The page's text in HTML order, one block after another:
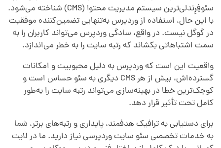
ا
ت
س
ئ
سئوفِرِندلی‌ترین سیستم مدیریت محتوا (CMS) شناخته می‌شود.
با این حال، استفاده از وردپرس به‌تنهایی تضمین‌کننده موفقیت
در گوگل نیست. در واقع، سادگی وردپرس می‌تواند کاربران را به
سمت اشتباهاتی بکشاند که رتبه سایت را به خطر می‌اندازد.
واقعیت این است که وردپرس به دلیل محبوبیت و امکانات
گسترده‌اش، بیش از هر CMS دیگری به سئو حساس است و
کوچک‌ترین خطا در بهینه‌سازی می‌تواند رتبه سایت را به‌طور
کامل تحت تأثیر قرار دهد.
برای دستیابی به ترافیک هدفمند، پایداری و رتبه‌های برتر، شما
به خدمات تخصصی سئو سایت وردپرسی نیاز دارید. ما در لایت